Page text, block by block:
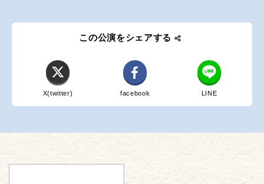
この公演をシェアする
X(twitter) facebook LINE